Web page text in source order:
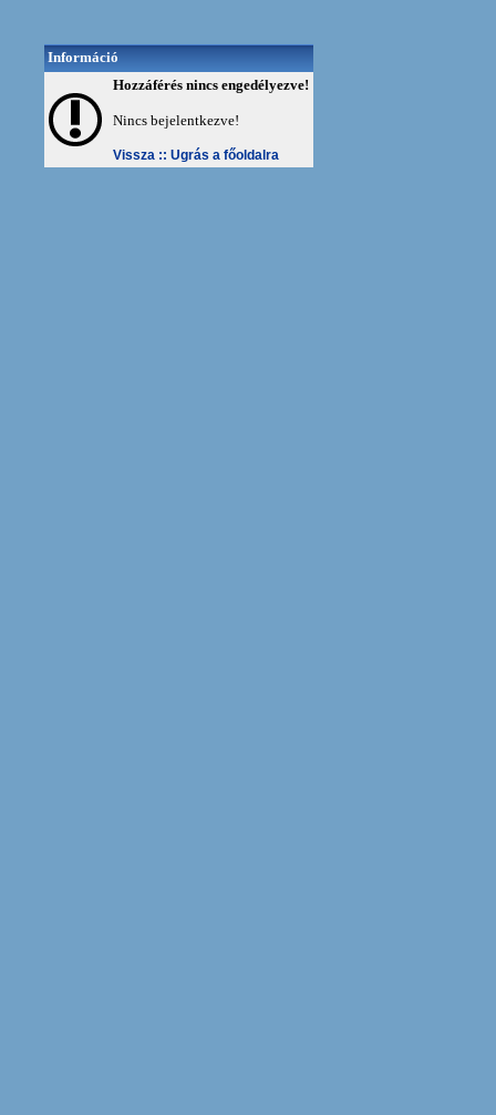
Információ
Hozzáférés nincs engedélyezve!
Nincs bejelentkezve!
Vissza :: Ugrás a főoldalra